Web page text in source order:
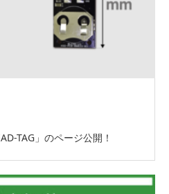
TAG」のページ公開！